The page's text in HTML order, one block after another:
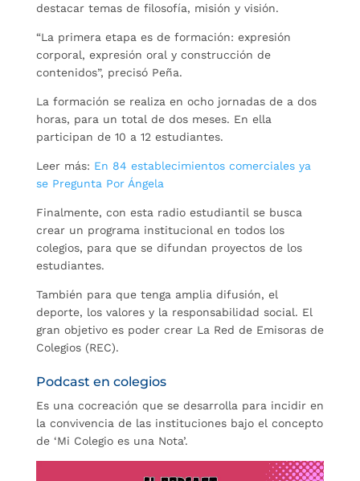
destacar temas de filosofía, misión y visión.
“La primera etapa es de formación: expresión
corporal, expresión oral y construcción de
contenidos”, precisó Peña.
La formación se realiza en ocho jornadas de a dos
horas, para un total de dos meses. En ella
participan de 10 a 12 estudiantes.
Leer más: En 84 establecimientos comerciales ya
se Pregunta Por Ángela
Finalmente, con esta radio estudiantil se busca
crear un programa institucional en todos los
colegios, para que se difundan proyectos de los
estudiantes.
También para que tenga amplia difusión, el
deporte, los valores y la responsabilidad social. El
gran objetivo es poder crear La Red de Emisoras de
Colegios (REC).
Podcast en colegios
Es una cocreación que se desarrolla para incidir en
la convivencia de las instituciones bajo el concepto
de ‘Mi Colegio es una Nota’.